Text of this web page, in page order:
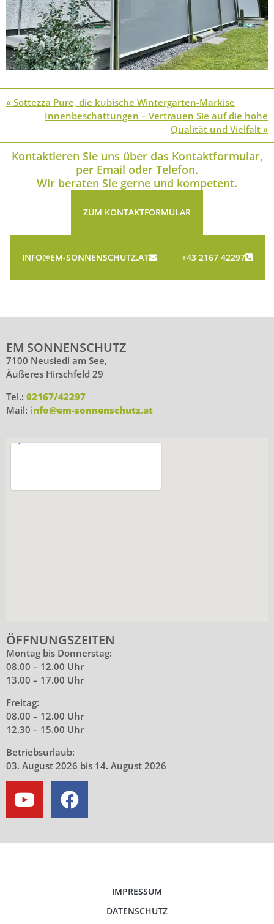
« Sottezza Pure, die kubische Wintergarten-Markise
Innen­beschattungen – Vertrauen Sie auf die hohe
Qualität und Vielfalt »
Kontaktieren Sie uns über das Kontaktformular,
per Email oder Telefon.
Wir beraten Sie gerne und kompetent.
ZUM KONTAKTFORMULAR
INFO@EM-SONNENSCHUTZ.AT +43 2167 42297
EM SONNENSCHUTZ
7100 Neusiedl am See,
Äußeres Hirschfeld 29
Tel.: 02167/42297
Mail: info@em-sonnenschutz.at
ÖFFNUNGSZEITEN
Montag bis Donnerstag:
08.00 – 12.00 Uhr
13.00 – 17.00 Uhr
Freitag:
08.00 – 12.00 Uhr
12.30 – 15.00 Uhr
Betriebsurlaub:
03. August 2026 bis 14. August 2026
IMPRESSUM
DATENSCHUTZ